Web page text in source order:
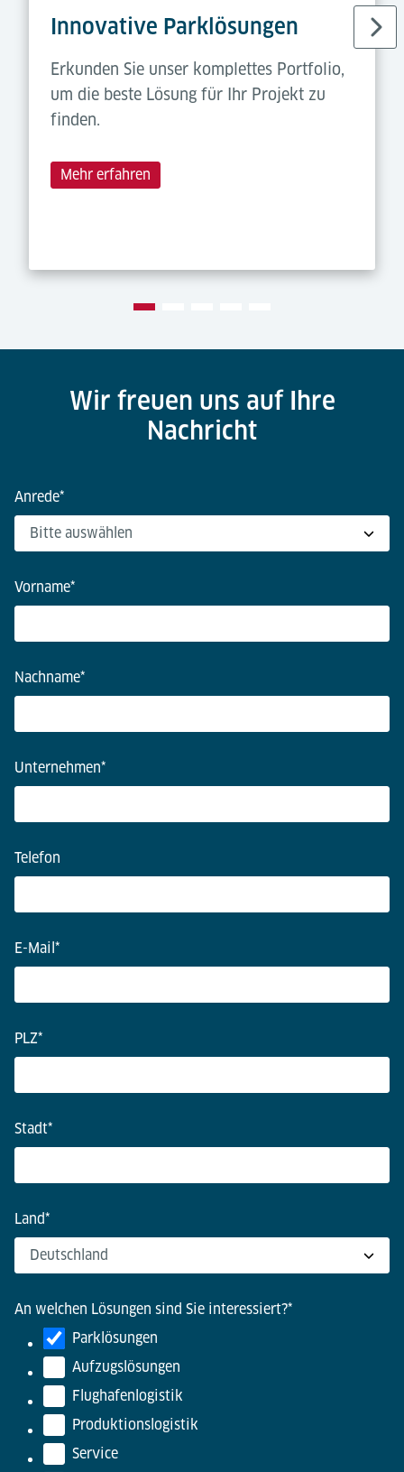
Innovative Parklösungen
Erkunden Sie unser komplettes Portfolio,
um die beste Lösung für Ihr Projekt zu
finden.
Mehr erfahren
Wir freuen uns auf Ihre
Nachricht
Anrede*
Vorname*
Nachname*
Unternehmen*
Telefon
E-Mail *
PLZ*
Stadt*
Land*
An welchen Lösungen sind Sie interessiert?*
Parklösungen
Aufzugslösungen
Flughafenlogistik
Produktionslogistik
Service